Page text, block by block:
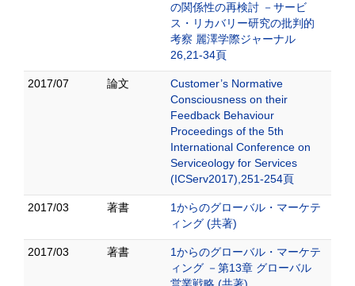
の関係性の再検討 －サービ
ス・リカバリー研究の批判的
考察 麗澤学際ジャーナル
26,21-34頁
2017/07 論文
Customer’s Normative
Consciousness on their
Feedback Behaviour
Proceedings of the 5th
International Conference on
Serviceology for Services
(ICServ2017),251-254頁
2017/03 著書
1からのグローバル・マーケテ
ィング (共著)
2017/03 著書
1からのグローバル・マーケテ
ィング －第13章 グローバル